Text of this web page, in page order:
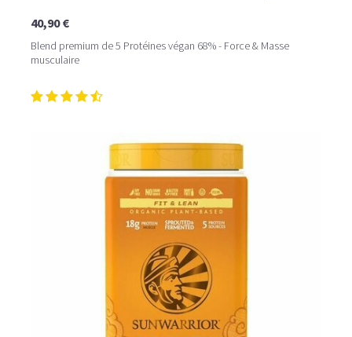
LE PLAISIR D’UN DESSERT GLACÉ, SANS LE SUCRE EN
40,90 €
Blend premium de 5 Protéines végan 68% - Force & Masse
musculaire